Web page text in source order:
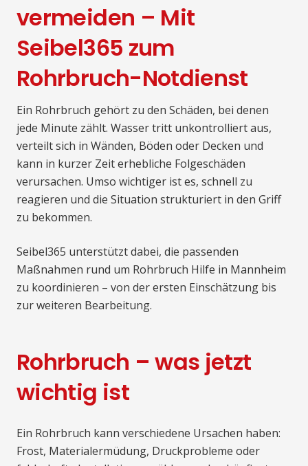
vermeiden – Mit
Seibel365 zum
Rohrbruch-Notdienst
Ein Rohrbruch gehört zu den Schäden, bei denen
jede Minute zählt. Wasser tritt unkontrolliert aus,
verteilt sich in Wänden, Böden oder Decken und
kann in kurzer Zeit erhebliche Folgeschäden
verursachen. Umso wichtiger ist es, schnell zu
reagieren und die Situation strukturiert in den Griff
zu bekommen.
Seibel365 unterstützt dabei, die passenden
Maßnahmen rund um Rohrbruch Hilfe in Mannheim
zu koordinieren – von der ersten Einschätzung bis
zur weiteren Bearbeitung.
Rohrbruch – was jetzt
wichtig ist
Ein Rohrbruch kann verschiedene Ursachen haben:
Frost, Materialermüdung, Druckprobleme oder